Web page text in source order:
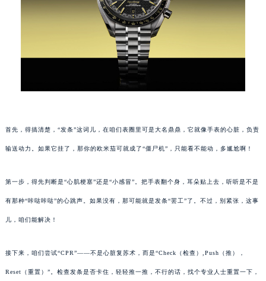
首先，得搞清楚，“发条”这词儿，在咱们表圈里可是大名鼎鼎，它就像手表的心脏，负责
输送动力。如果它挂了，那你的欧米茄可就成了“僵尸机”，只能看不能动，多尴尬啊！
第一步，得先判断是“心肌梗塞”还是“小感冒”。把手表翻个身，耳朵贴上去，听听是不是
有那种“咔哒咔哒”的心跳声。如果没有，那可能就是发条“罢工”了。不过，别紧张，这事
儿，咱们能解决！
接下来，咱们尝试“CPR”——不是心脏复苏术，而是“Check（检查）,Push（推），
Reset（重置）”。检查发条是否卡住，轻轻推一推，不行的话，找个专业人士重置一下，